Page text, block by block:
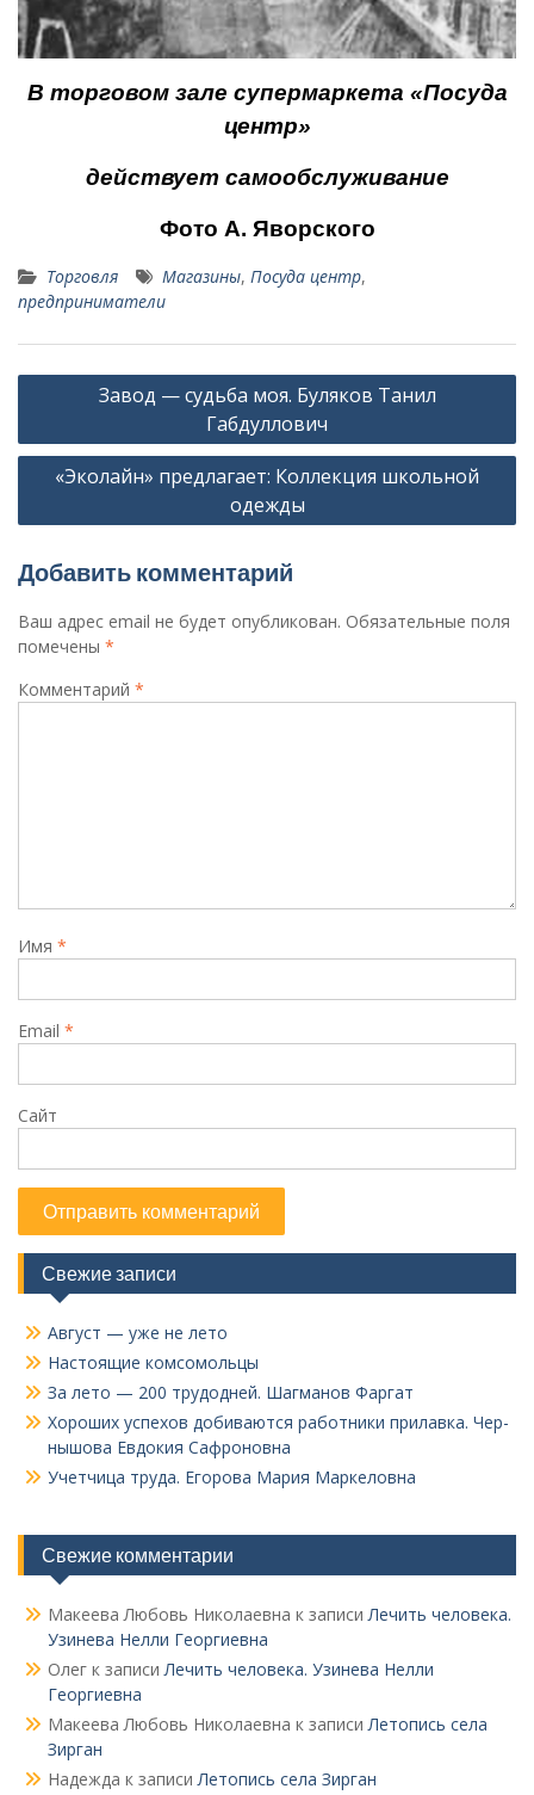
В торговом зале супермаркета «Посуда
центр»
действует самообслуживание
Фото А. Яворского
Торговля Магазины, Посуда центр,
предприниматели
Навигация
записям
Завод — судьба моя. Буляков Танил
Габдуллович
«Эколайн» предлагает: Коллекция школьной
одежды
Добавить комментарий
Ваш адрес email не будет опубликован. Обязательные поля
помечены *
Комментарий *
Имя *
Email *
Сайт
Свежие записи
Август — уже не лето
Настоящие комсомольцы
За лето — 200 трудодней. Шагманов Фаргат
Хороших успехов добиваются работники прилавка. Чер­
нышова Евдокия Сафроновна
Учетчица труда. Его­рова Мария Маркеловна
Свежие комментарии
Макеева Любовь Николаевна к записи Лечить человека.
Узинева Нелли Георгиевна
Олег к записи Лечить человека. Узинева Нелли
Георгиевна
Макеева Любовь Николаевна к записи Летопись села
Зирган
Надежда к записи Летопись села Зирган